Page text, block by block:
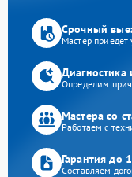
Срочный
Мастер
Диагностика
Определим
Мастера со
Работаем с
Гарантия до
Составляем